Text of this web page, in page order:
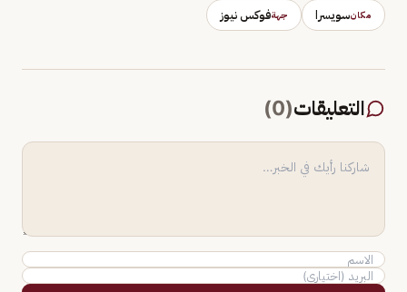
مكانسويسرا جهةفوكس نيوز
التعليقات(
0
)